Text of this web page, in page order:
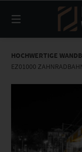
zum
Inhalt
HOCHWERTIGE
EZ01000